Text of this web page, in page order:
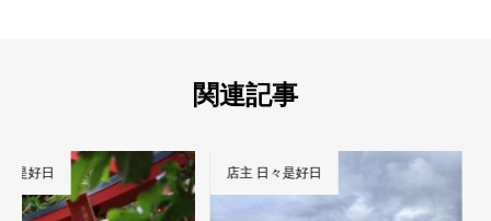
関連記事
店主 日々是好日 店主 日々是好日